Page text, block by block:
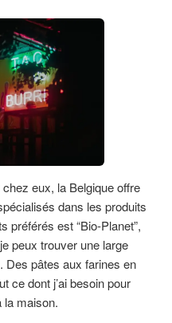
eux, la Belgique offre
dans les produits
préférés est “Bio-Planet”,
peux trouver une large
Des pâtes aux farines en
ce dont j’ai besoin pour
la maison.